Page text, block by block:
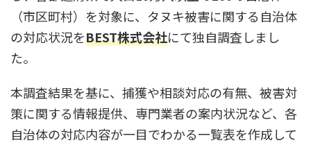
（市区町村）を対象に、タヌキ被害に関する自治体
の対応状況をBEST株式会社にて独自調査しまし
た。
本調査結果を基に、捕獲や相談対応の有無、被害対
策に関する情報提供、専門業者の案内状況など、各
自治体の対応内容が一目でわかる一覧表を作成して